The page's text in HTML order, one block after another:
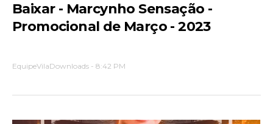
Baixar - Marcynho Sensação -
Promocional de Março - 2023
EquipeVilaDownloads - 8:42 PM